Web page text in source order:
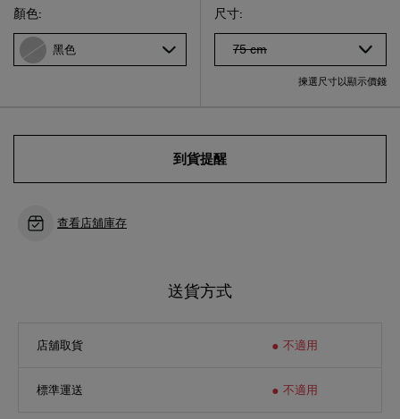
選擇尺碼
Select
尺寸:
75 cm
揀選尺寸以顯示價錢
Select
顏色:
黑色
到貨提醒
查看店舖庫存
送貨方式
店舖取貨 不適用
標準運送 不適用